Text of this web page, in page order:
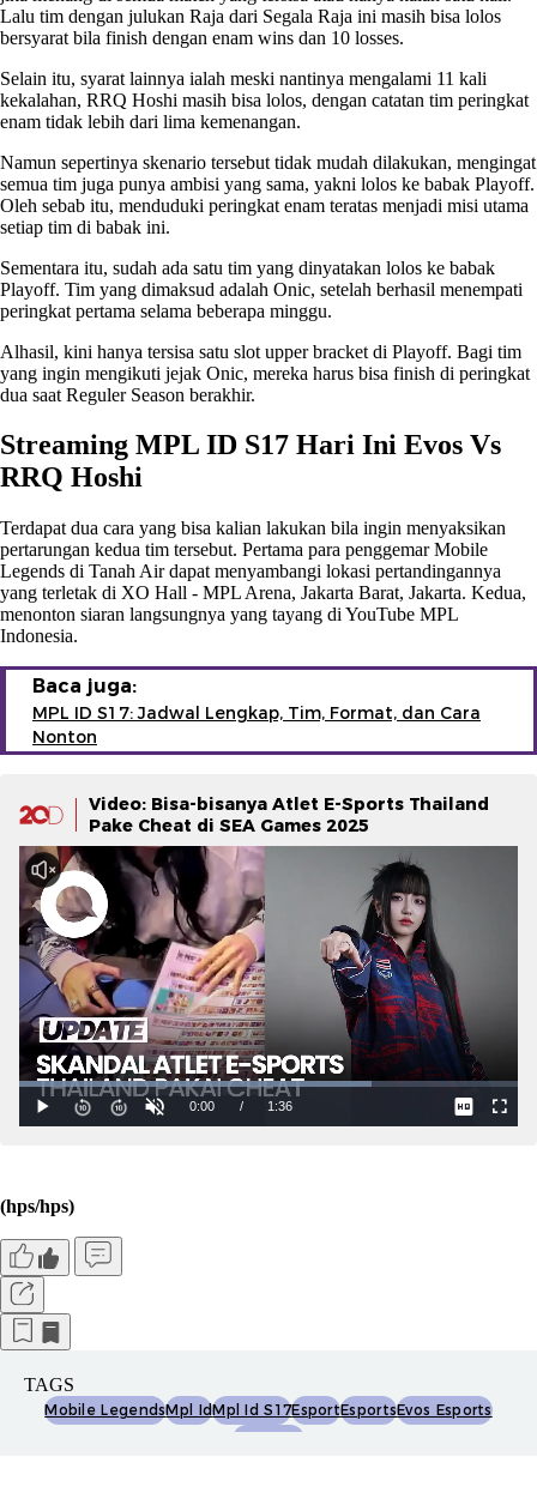
Lalu tim dengan julukan Raja dari Segala Raja ini masih bisa lolos
bersyarat bila finish dengan enam wins dan 10 losses.
Selain itu, syarat lainnya ialah meski nantinya mengalami 11 kali
kekalahan, RRQ Hoshi masih bisa lolos, dengan catatan tim peringkat
enam tidak lebih dari lima kemenangan.
Namun sepertinya skenario tersebut tidak mudah dilakukan, mengingat
semua tim juga punya ambisi yang sama, yakni lolos ke babak Playoff.
Oleh sebab itu, menduduki peringkat enam teratas menjadi misi utama
setiap tim di babak ini.
Sementara itu, sudah ada satu tim yang dinyatakan lolos ke babak
Playoff. Tim yang dimaksud adalah Onic, setelah berhasil menempati
peringkat pertama selama beberapa minggu.
Alhasil, kini hanya tersisa satu slot upper bracket di Playoff. Bagi tim
yang ingin mengikuti jejak Onic, mereka harus bisa finish di peringkat
dua saat Reguler Season berakhir.
Streaming MPL ID S17 Hari Ini Evos Vs
RRQ Hoshi
Terdapat dua cara yang bisa kalian lakukan bila ingin menyaksikan
pertarungan kedua tim tersebut. Pertama para penggemar Mobile
Legends di Tanah Air dapat menyambangi lokasi pertandingannya
yang terletak di XO Hall - MPL Arena, Jakarta Barat, Jakarta. Kedua,
menonton siaran langsungnya yang tayang di YouTube MPL
Indonesia.
Baca juga:
MPL ID S17: Jadwal Lengkap, Tim, Format, dan Cara
Nonton
Video: Bisa-bisanya Atlet E-Sports Thailand
Pake Cheat di SEA Games 2025
(hps/hps)
TAGS
Mobile LegendsMpl IdMpl Id S17EsportEsportsEvos Esports